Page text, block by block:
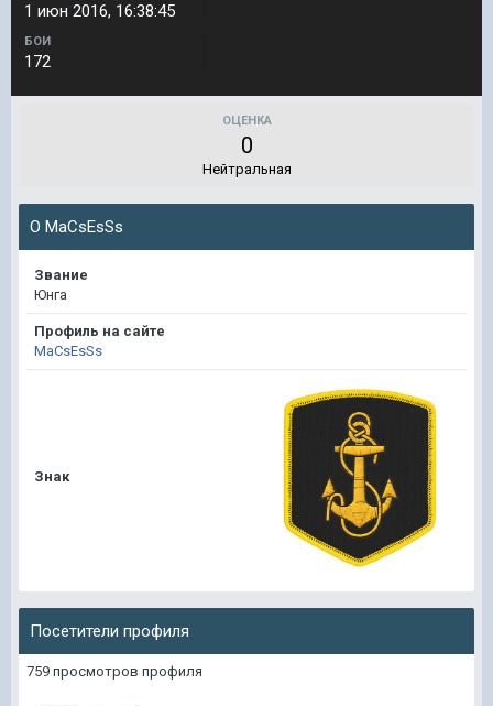
1 июн 2016, 16:38:45
БОИ
172
ОЦЕНКА
0
Нейтральная
О MaCsEsSs
Звание
Юнга
Профиль на сайте
MaCsEsSs
Знак
Посетители профиля
759 просмотров профиля